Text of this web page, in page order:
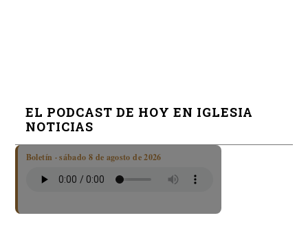
EL PODCAST DE HOY EN IGLESIA
NOTICIAS
Boletín · sábado 8 de agosto de 2026